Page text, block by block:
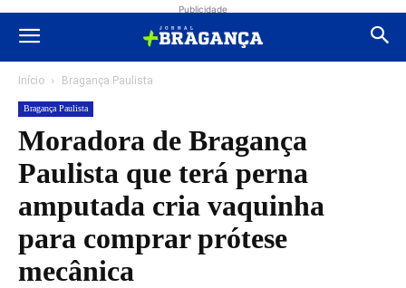
Publicidade
Início Bragança Paulista
Bragança Paulista
Moradora de Bragança
Paulista que terá perna
amputada cria vaquinha
para comprar prótese
mecânica